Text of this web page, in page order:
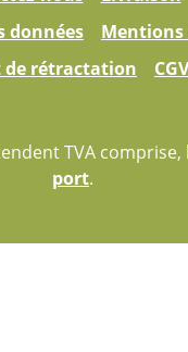
données
Mentions
de rétractation
CGV
TVA comprise,
port.